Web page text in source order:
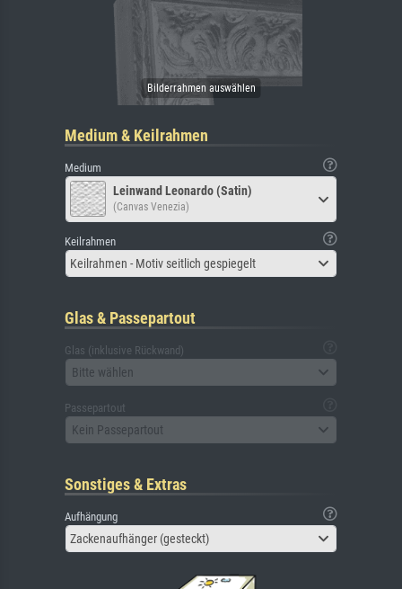
Medium & Keilrahmen
Medium
Leinwand Leonardo (Satin)
(Canvas Venezia)
Keilrahmen
Keilrahmen - Motiv seitlich gespiegelt
Glas & Passepartout
Glas (inklusive Rückwand)
Bitte wählen
Passepartout
Kein Passepartout
Sonstiges & Extras
Aufhängung
Zackenaufhänger (gesteckt)